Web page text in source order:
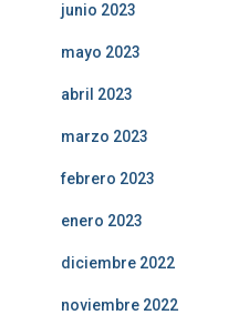
junio 2023
mayo 2023
abril 2023
marzo 2023
febrero 2023
enero 2023
diciembre 2022
noviembre 2022